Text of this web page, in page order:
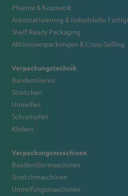
Pharma & Kosmetik
Automatisierung & industrielle
Shelf Ready Packaging
Aktionsverpackungen & Cross-Selling
Verpackungstechnik
Banderolieren
Stretchen
Umreifen
Schrumpfen
Kleben
Verpackungsmaschinen
Banderoliermaschinen
Stretchmaschinen
Umreifungsmaschinen